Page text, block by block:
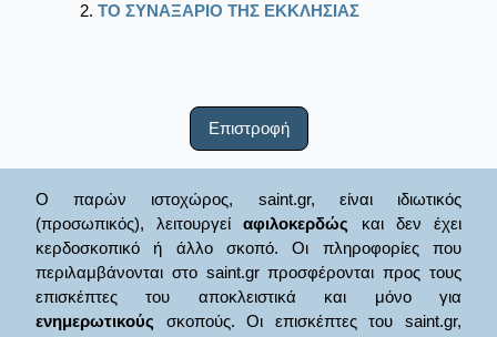
ΤΟ ΣΥΝΑΞΑΡΙΟ ΤΗΣ ΕΚΚΛΗΣΙΑΣ
Επιστροφή
Ο παρών ιστοχώρος, saint.gr, είναι ιδιωτικός
(προσωπικός), λειτουργείαφιλοκερδώς και δεν έχει
κερδοσκοπικό ή άλλο σκοπό. Οι πληροφορίες που
περιλαμβάνονται στο saint.gr προσφέρονται προς τους
επισκέπτες του αποκλειστικά και μόνο για
ενημερωτικούς σκοπούς. Οι επισκέπτες του saint.gr,